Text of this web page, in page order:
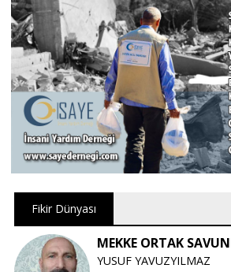
Fikir Dünyası
MEKKE ORTAK
YUSUF YAVUZYILMAZ